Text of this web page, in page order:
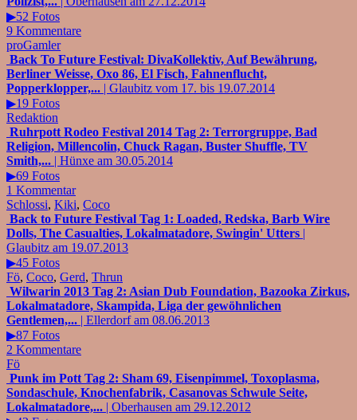
▶52 Fotos
9 Kommentare
proGamler
Back To Future Festival: DivaKollektiv, Auf Bewährung,
Berliner Weisse, Oxo 86, El Fisch, Fahnenflucht,
Popperklopper,... | Glaubitz vom 17. bis 19.07.2014
▶19 Fotos
Redaktion
Ruhrpott Rodeo Festival 2014 Tag 2: Terrorgruppe, Bad
Religion, Millencolin, Chuck Ragan, Buster Shuffle, TV
Smith,... | Hünxe am 30.05.2014
▶69 Fotos
1 Kommentar
Schlossi, Kiki, Coco
Back to Future Festival Tag 1: Loaded, Redska, Barb Wire
Dolls, The Casualties, Lokalmatadore, Swingin' Utters |
Glaubitz am 19.07.2013
▶45 Fotos
Fö, Coco, Gerd, Thrun
Wilwarin 2013 Tag 2: Asian Dub Foundation, Bazooka Zirkus,
Lokalmatadore, Skampida, Liga der gewöhnlichen
Gentlemen,... | Ellerdorf am 08.06.2013
▶87 Fotos
2 Kommentare
Fö
Punk im Pott Tag 2: Sham 69, Eisenpimmel, Toxoplasma,
Sondaschule, Knochenfabrik, Casanovas Schwule Seite,
Lokalmatadore,... | Oberhausen am 29.12.2012